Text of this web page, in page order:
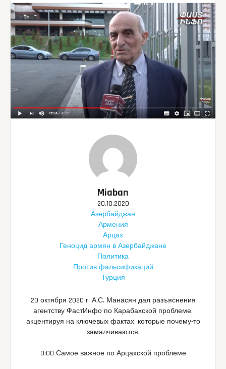
Miaban
20.10.2020
Азербайджан
Армения
Арцах
Геноцид армян в Азербайджане
Политика
Против фальсификаций
Турция
20 октября 2020 г. А.С. Манасян дал разъяснения
агентству ФастИнфо по Карабахской проблеме,
акцентируя на ключевых фактах, которые почему-то
замалчиваются.
0:00 Самое важное по Арцахской проблеме